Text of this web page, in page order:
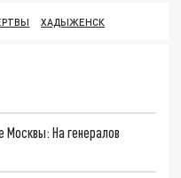
ХАДЫЖЕНСК
Москвы: На генералов